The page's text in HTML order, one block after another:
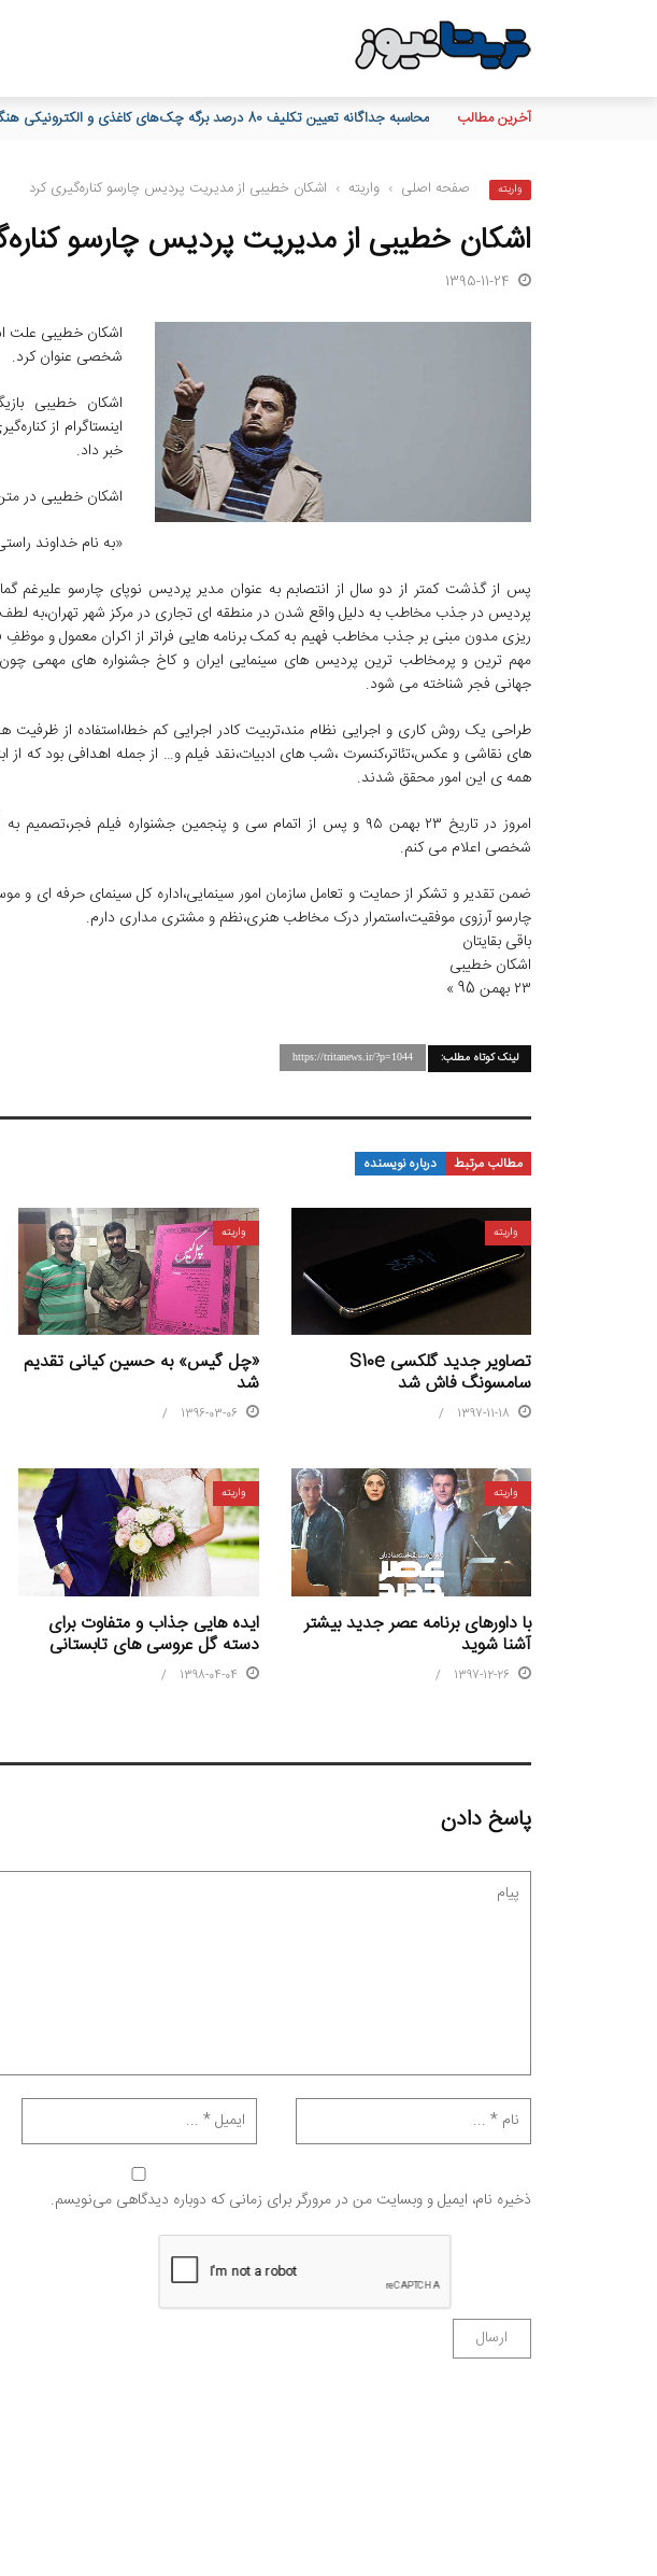
آخرین مطالب محاسبه جداگانه تعیین تکلیف 80 درصد برگه چک‌های کاغذی و الکترونیکی هنگام درخواست دسته چک
واریته صفحه اصلی › واریته › اشکان خطیبی از مدیریت پردیس چارسو کناره‌گیری کرد
اشکان خطیبی از مدیریت پردیس چارسو
1395-11-24
اشکان خطیبی علت
شخصی عنوان کرد.
اشکان خطیبی
اینستاگرام از
خبر داد.
اشکان خطیبی در
«به نام خداوند
پس از گذشت کمتر از دو سال از انتصابم به عنوان مدیر پردیس نوپای چارسو علیرغم
پردیس در جذب مخاطب به دلیل واقع شدن در منطقه ای تجاری در مرکز شهر تهران،به لطف
ریزی مدون مبنی بر جذب مخاطب فهیم به کمک برنامه هایی فراتر از اکران معمول و موظفِ
مهم ترین و پرمخاطب ترین پردیس های سینمایی ایران و کاخ جشنواره های مهمی چون
جهانی فجر شناخته می شود.
طراحی یک روش کاری و اجرایی نظام مند،تربیت کادر اجرایی کم خطا،استفاده از ظرفیت
های نقاشی و عکس،تئاتر،کنسرت ،شب های ادبیات،نقد فیلم و… از جمله اهدافی بود که از
همه ی این امور محقق شدند.
امروز در تاریخ ٢٣ بهمن ٩٥ و پس از اتمام سی و پنجمین جشنواره فیلم
شخصی اعلام می کنم.
ضمن تقدیر و تشکر از حمایت و تعامل سازمان امور سینمایی،اداره کل سینمای حرفه ای و
چارسو آرزوی موفقیت،استمرار درک مخاطب هنری،نظم و مشتری مداری دارم.
باقی بقایتان
اشکان خطیبی
٢٣ بهمن 95 »
لینک کوتاه مطلب: https://tritanews.ir/?p=1044
مطالب مرتبط درباره نویسنده
واریته
تصاویر جدید گلکسی S10e
سامسونگ فاش شد
1397-11-18
واریته
«چل گیس» به حسین کیانی تقدیم
شد
1396-03-06
واریته
با داورهای برنامه عصر جدید بیشتر
آشنا شوید
1397-12-26
واریته
ایده هایی جذاب و متفاوت برای
دسته گل عروسی های تابستانی
1398-04-04
پاسخ دادن
ذخیره نام، ایمیل و وبسایت من در مرورگر برای زمانی که دوباره دیدگاهی می‌نویسم.